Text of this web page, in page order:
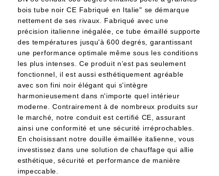
bois tube noir CE Fabriqué en Italie" se démarque
nettement de ses rivaux. Fabriqué avec une
précision italienne inégalée, ce tube émaillé supporte
des températures jusqu'à 600 degrés, garantissant
une performance optimale même sous les conditions
les plus intenses. Ce produit n’est pas seulement
fonctionnel, il est aussi esthétiquement agréable
avec son fini noir élégant qui s'intègre
harmonieusement dans n'importe quel intérieur
moderne. Contrairement à de nombreux produits sur
le marché, notre conduit est certifié CE, assurant
ainsi une conformité et une sécurité irréprochables.
En choisissant notre douille émaillée italienne, vous
investissez dans une solution de chauffage qui allie
esthétique, sécurité et performance de manière
impeccable.